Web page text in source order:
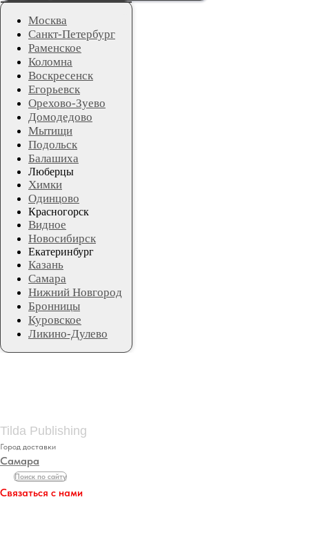
Москва
Санкт-Петербург
Раменское
Коломна
Воскресенск
Егорьевск
Орехово-Зуево
Домодедово
Мытищи
Подольск
Балашиха
Люберцы
Химки
Одинцово
Красногорск
Видное
Новосибирск
Екатеринбург
Казань
Самара
Нижний Новгород
Бронницы
Куровское
Ликино-Дулево
Tilda Publishing
Город доставки
Самара
Поиск по сайту
Связаться с нами